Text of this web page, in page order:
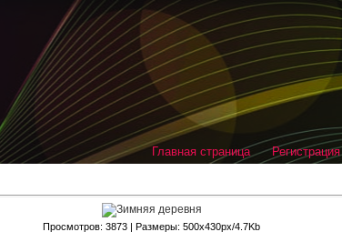
Главная страница Регистрация
Просмотров: 3873 |Размеры: 500x430px/4.7Kb